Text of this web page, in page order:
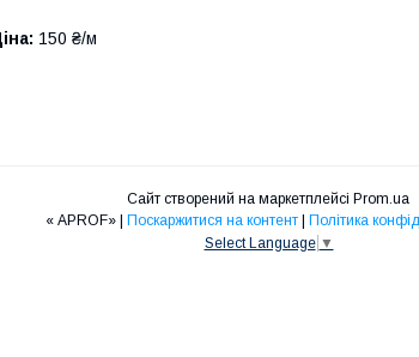
150 ₴/м
Сайт створений на маркетплейсі Prom.ua
Поскаржитися на контент
Політика
Select Language ▼